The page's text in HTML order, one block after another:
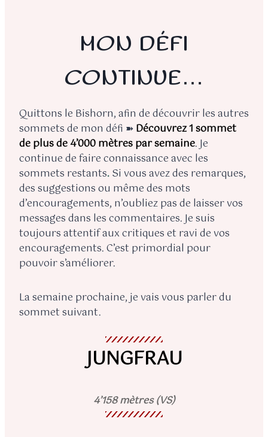
MON DÉFI
CONTINUE…
Quittons le Bishorn, afin de découvrir les autres
sommets de mon défi ➽Découvrez 1 sommet
de plus de 4’000 mètres par semaine. Je
continue de faire connaissance avec les
sommets restants.Si vous avez des remarques,
des suggestions ou même des mots
d’encouragements, n’oubliez pas de laisser vos
messages dans les commentaires. Je suis
toujours attentif aux critiques et ravi de vos
encouragements. C’est primordial pour
pouvoir s’améliorer.
La semaine prochaine, je vais vous parler du
sommet suivant.
JUNGFRAU
4’158 mètres (VS)